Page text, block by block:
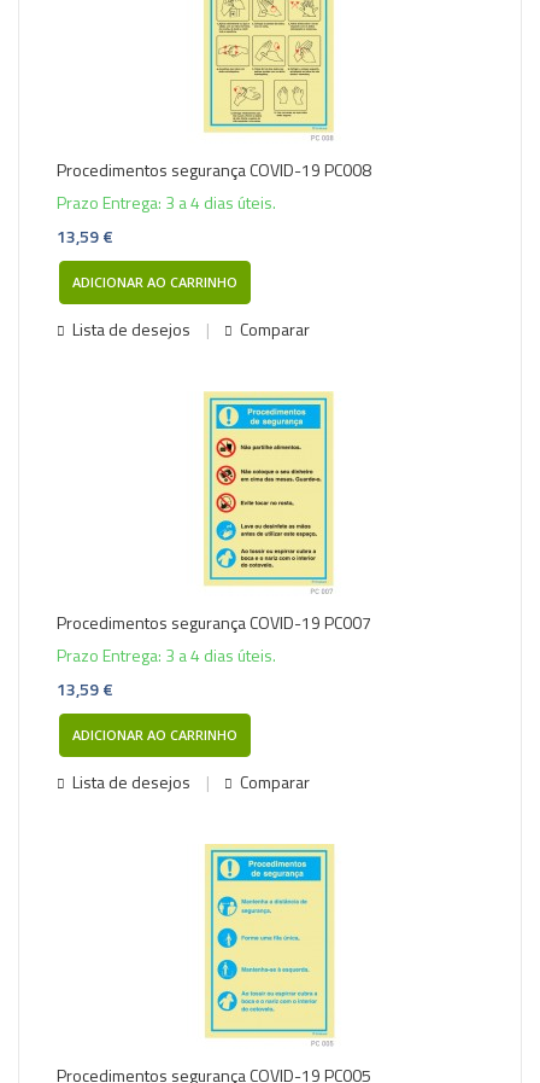
Procedimentos segurança COVID-19 PC008
Prazo Entrega: 3 a 4 dias úteis.
13,59 €
ADICIONAR AO CARRINHO
Lista de desejos Comparar
Procedimentos segurança COVID-19 PC007
Prazo Entrega: 3 a 4 dias úteis.
13,59 €
ADICIONAR AO CARRINHO
Lista de desejos Comparar
Procedimentos segurança COVID-19 PC005